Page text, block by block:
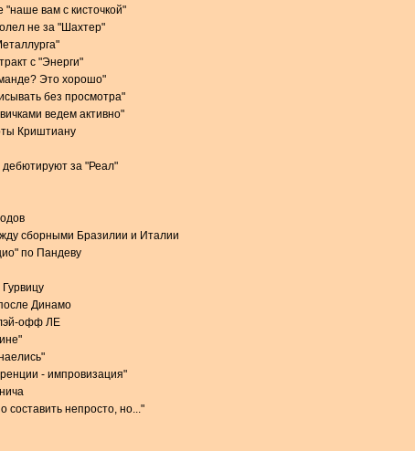
вам с кисточкой"
не за "Шахтер"
с "Энерги"
Это хорошо"
без просмотра"
ведем активно"
Криштиану
за "Реал"
сборными Бразилии и Италии
по Пандеву
Динамо
офф ЛЕ
- импровизация"
составить непросто, но..."